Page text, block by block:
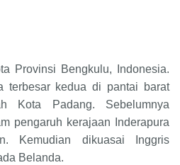
Provinsi Bengkulu, Indonesia.
terbesar kedua di pantai barat
Kota Padang. Sebelumnya
pengaruh kerajaan Inderapura
Kemudian dikuasai Inggris
Belanda.